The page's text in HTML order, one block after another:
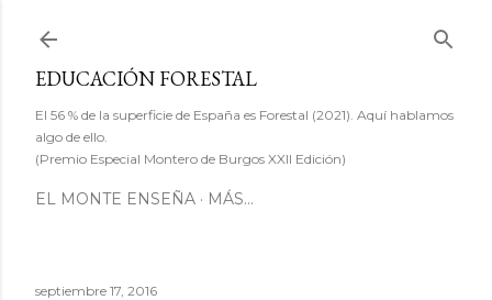
EDUCACIÓN FORESTAL
El 56 % de la superficie de España es Forestal (2021). Aquí hablamos
algo de ello.
(Premio Especial Montero de Burgos XXII Edición)
EL MONTE ENSEÑA MÁS…
septiembre 17, 2016